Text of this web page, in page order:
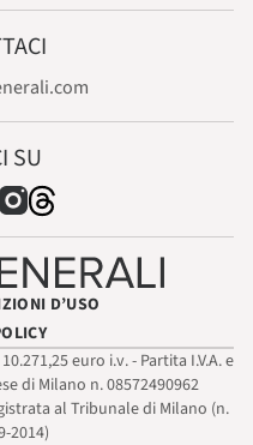
SU
D’USO
euro i.v. - Partita I.V.A. e
di Milano n. 08572490962
al Tribunale di Milano (n.
2014)